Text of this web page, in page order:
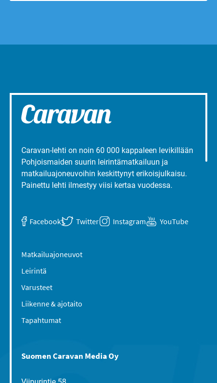
Caravan-lehti on noin 60 000 kappaleen levikillään
Pohjoismaiden suurin leirintämatkailuun ja
matkailuajoneuvoihin keskittynyt erikoisjulkaisu.
Painettu lehti ilmestyy viisi kertaa vuodessa.
Facebook Twitter Instagram YouTube
Matkailuajoneuvot
Leirintä
Varusteet
Liikenne & ajotaito
Tapahtumat
Suomen Caravan Media Oy